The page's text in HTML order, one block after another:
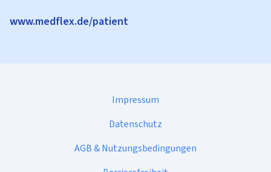
www.medflex.de/patient
Impressum
Datenschutz
AGB & Nutzungsbedingungen